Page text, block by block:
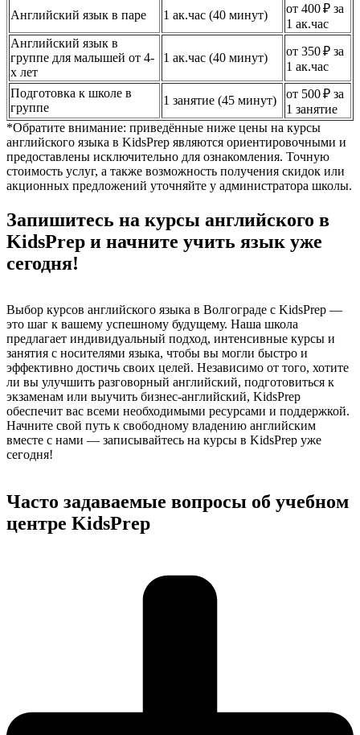
Английский язык в паре 1 ак.час (40 минут)
от 400 ₽ за
1 ак.час
Английский язык в
группе для малышей от 4-
х лет
1 ак.час (40 минут)
от 350 ₽ за
1 ак.час
Подготовка к школе в
группе
1 занятие (45 минут)
от 500 ₽ за
1 занятие
*Обратите внимание: приведённые ниже цены на курсы
английского языка в KidsPrep являются ориентировочными и
предоставлены исключительно для ознакомления. Точную
стоимость услуг, а также возможность получения скидок или
акционных предложений уточняйте у администратора школы.
Запишитесь на курсы английского в
KidsPrep и начните учить язык уже
сегодня!
Выбор курсов английского языка в Волгограде с KidsPrep —
это шаг к вашему успешному будущему. Наша школа
предлагает индивидуальный подход, интенсивные курсы и
занятия с носителями языка, чтобы вы могли быстро и
эффективно достичь своих целей. Независимо от того, хотите
ли вы улучшить разговорный английский, подготовиться к
экзаменам или выучить бизнес-английский, KidsPrep
обеспечит вас всеми необходимыми ресурсами и поддержкой.
Начните свой путь к свободному владению английским
вместе с нами — записывайтесь на курсы в KidsPrep уже
сегодня!
Часто задаваемые вопросы об учебном
центре KidsPrep